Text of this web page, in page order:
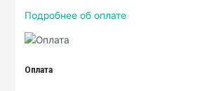
Подробнее об оплате
Оплата